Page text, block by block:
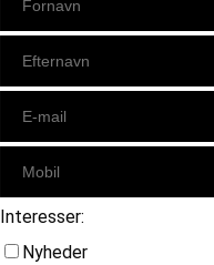
Interesser:
Nyheder